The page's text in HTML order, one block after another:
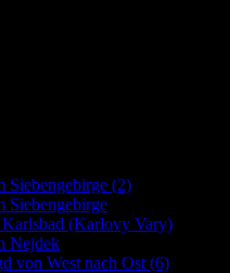
Siebengebirge (2)
Siebengebirge
(Karlovy Vary)
Nejdek
von West nach Ost (6)